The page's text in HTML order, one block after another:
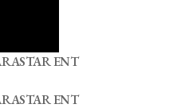
ENT
ENT